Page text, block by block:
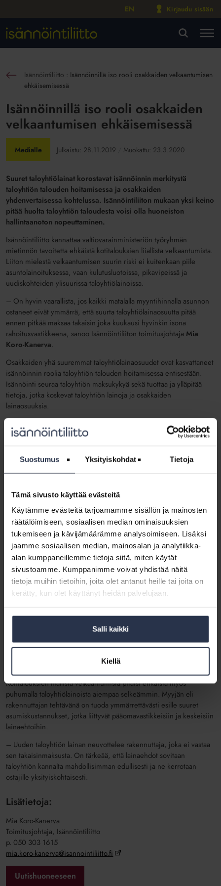
Suostumus Yksityiskohdat Tietoja
Tämä sivusto käyttää evästeitä
Käytämme evästeitä tarjoamamme sisällön ja mainosten
räätälöimiseen, sosiaalisen median ominaisuuksien
tukemiseen ja kävijämäärämme analysoimiseen. Lisäksi
jaamme sosiaalisen median, mainosalan ja analytiikka-
alan kumppaneillemme tietoja siitä, miten käytät
sivustoamme. Kumppanimme voivat yhdistää näitä
tietoja muihin tietoihin, joita olet antanut heille tai joita on
kerätty, kun olet käyttänyt heidän palvelujaan.
Salli kaikki
Kiellä
EN Kirjaudu sisään
Isännöintiliitto : Isännöinnillä iso rooli osakkaiden velkaantumisen
ehkäisemisessä
Isännöinnillä iso rooli osakkaiden
velkaantumisen ehkäisemisessä
Medialle Julkaistu: 28.11.2019 Muokattu: 23.3.2020
Suuret taloyhtiölainat korostavat isännöinnin merkitystä
taloyhtiön talouden hoitamisessa ja osakkaiden
yhdenvertaisessa kohtelussa. Isännöintiliiton mukaan yksi keino
pitää huolta taloyhtiön taloudesta voisi olla huoneiston
hallintaanoton nopeuttaminen.
Isännöintiliitto kannattaa valtiovarainministeriön työryhmän
mietinnön tavoitetta ehkäistä kotitalouksien liiallista velkaantumista.
Liiton mielestä velkaantumisen suurin riski ei kuitenkaan piile
asuntolainoituksessa, vaan kulutusluotoissa, pikavipeissä ja
uudiskohteiden ylisuurissa taloyhtiölainoissa.
– On hyvin vaarallista, jos kaikki matalalla myyntihinnalla asunnon
ostaneet eivät ymmärrä, että suurta taloyhtiölainaosuutta pitää
ennen pitkää maksaa takaisin joka kuukausi hyvinkin isona
rahoitusvastikkeena, sanoo Isännöintiliiton toimitusjohtaja Mia
Koro-Kanerva.
Osakkaiden yhä suuremmat taloyhtiölainaosuudet ovat kasvattaneet
isännöinnin roolia taloyhtiön talouden hoitamisessa entisestään.
Isännöinti seuraa taloyhtiön maksukykyä sekä tuottaa ja ylläpitää
tietoja, jotka koskevat taloyhtiön lainoja ja osakkaiden
lainaosuuksia.
– Suuren taloyhtiölainan kohdalla myös kuukausittainen
rahoitusvastike on suuri. Tämän takia isännöinnin tekemä
ehdottoman tärkeitä paitsi taloyhtiön taloudelle, myös osakkaiden
Hallintaanottoprosessi on liian hidas
Osakkaiden asumiskulut voivat kasvaa huomattavasti, kun
taloyhtiölainan lyhennysvapaa päättyy. Silloin osakkaan täytyy
maksaa taloyhtiölainaa pois rahoitusvastikkeen muodossa oman
asuntolainan lyhennystensä lisäksi. Jos joku osakas ei selviydy
kuukausittaisista rahoitusvastikkeistaan, rästit kasaantuvat nopeasti
isoiksi ja kaatuvat pahimmillaan muiden osakkaiden maksettavaksi.
Tällaisen tilanteen syntymistä voitaisiin ehkäistä nopeuttamalla
huoneiston hallintaanottoprosessia silloin, kun rästit johtuvat
vuokria on tietty määrä maksamatta. Tällä hetkellä huoneiston
hallintaanottoprosessissa menee rästien synnystä vähintään puoli
osakkaille kalliiksi, Koro-Kanerva sanoo.
Kotitalouksien liiallista velkaantumista pitäisi ehkäistä myös
puhumalla taloyhtiölainoista aiempaa selkeämmin. Myyjän eli
rakennuttajan tehtävänä on tuoda ymmärrettävästi esille suuret
asumiskustannukset, jotka liittyvät pääomavastikkeisiin ja keskeisiin
lainaehtoihin.
– Uuden taloyhtiön lainan neuvottelee rakennuttaja, joka ei vastaa
sen takaisinmaksusta. On tärkeää, että lainaehdot sovitaan
taloyhtiön kannalta mahdollisimman edullisesti ja ne kerrotaan
ostajille yksityiskohtaisesti.
Lisätietoja:
Mia Koro-Kanerva
Toimitusjohtaja, Isännöintiliitto
p. 050 303 1615
mia.koro-kanerva@isannointiliitto.fi
Uutishuoneeseen